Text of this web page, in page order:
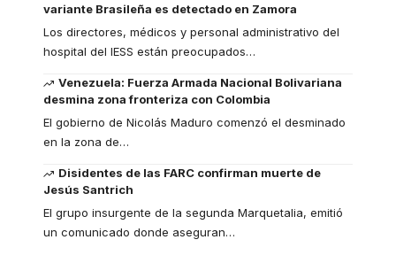
variante Brasileña es detectado en Zamora
Los directores, médicos y personal administrativo del
hospital del IESS están preocupados…
Venezuela: Fuerza Armada Nacional Bolivariana
desmina zona fronteriza con Colombia
El gobierno de Nicolás Maduro comenzó el desminado
en la zona de…
Disidentes de las FARC confirman muerte de
Jesús Santrich
El grupo insurgente de la segunda Marquetalia, emitió
un comunicado donde aseguran…